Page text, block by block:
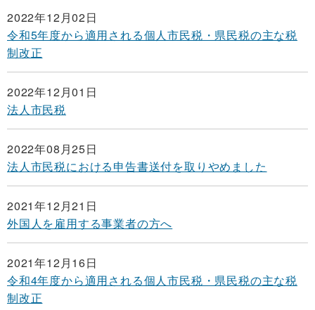
2022年12月02日
令和5年度から適用される個人市民税・県民税の主な税
制改正
2022年12月01日
法人市民税
2022年08月25日
法人市民税における申告書送付を取りやめました
2021年12月21日
外国人を雇用する事業者の方へ
2021年12月16日
令和4年度から適用される個人市民税・県民税の主な税
制改正